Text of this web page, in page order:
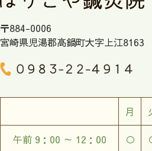
〒884-0006
宮崎県児湯郡高鍋町大字上江8163
月
午前 9：00 ～ 12：00 ○